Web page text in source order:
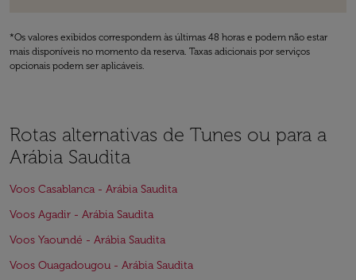
*Os valores exibidos correspondem às últimas 48 horas e podem não estar
mais disponíveis no momento da reserva. Taxas adicionais por serviços
opcionais podem ser aplicáveis.
Rotas alternativas de Tunes ou para a
Arábia Saudita
Voos Casablanca - Arábia Saudita
Voos Agadir - Arábia Saudita
Voos Yaoundé - Arábia Saudita
Voos Ouagadougou - Arábia Saudita